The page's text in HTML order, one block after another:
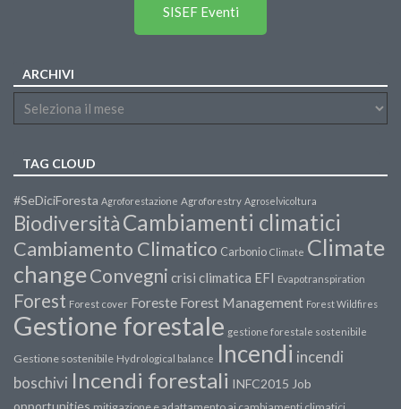
SISEF Eventi
ARCHIVI
TAG CLOUD
#SeDiciForesta Agroforestazione Agroforestry Agroselvicoltura
BiodiversitàCambiamenti climatici
Cambiamento Climatico Carbonio Climate Climate
changeConvegni crisi climatica EFI Evapotranspiration
Forest Forest cover Foreste Forest Management Forest Wildfires
Gestione forestale gestione forestale sostenibile
Gestione sostenibile Hydrological balance Incendi incendi
boschivi Incendi forestali INFC2015 Job
opportunities